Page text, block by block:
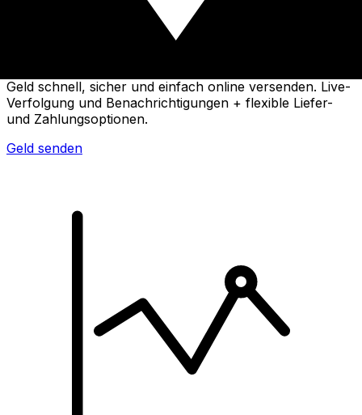
Geld schnell, sicher und einfach online versenden. Live-
Verfolgung und Benachrichtigungen + flexible Liefer-
und Zahlungsoptionen.
Geld senden